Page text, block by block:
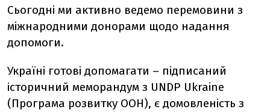
Сьогодні ми активно ведемо перемовини з
міжнародними донорами щодо надання
допомоги.
Україні готові допомагати – підписаний
історичний меморандум з UNDP Ukraine
(Програма розвитку ООН), є домовленість з